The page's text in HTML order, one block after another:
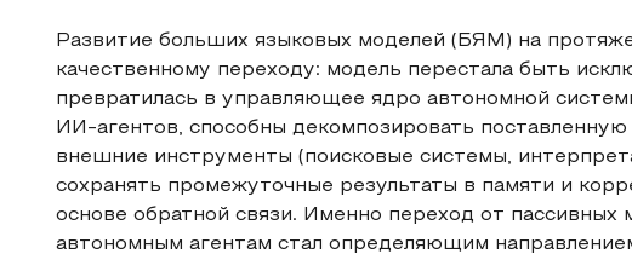
Развитие больших языковых моделей (БЯМ) на
качественному переходу: модель перестала быть
превратилась в управляющее ядро автономной
ИИ-агентов, способны декомпозировать
внешние инструменты (поисковые системы,
сохранять промежуточные результаты в памяти и
основе обратной связи. Именно переход от пассивных
автономным агентам стал определяющим